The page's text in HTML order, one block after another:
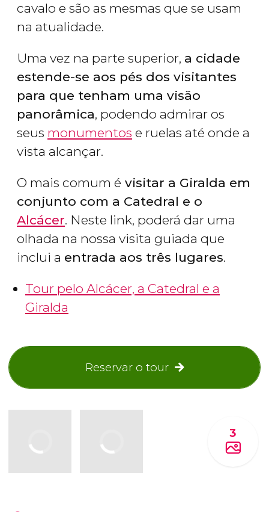
cavalo e são as mesmas que se usam
na atualidade.
Uma vez na parte superior, a cidade
estende-se aos pés dos visitantes
para que tenham uma visão
panorâmica, podendo admirar os
seus monumentos e ruelas até onde a
vista alcançar.
O mais comum é visitar a Giralda em
conjunto com a Catedral e o
Alcácer. Neste link, poderá dar uma
olhada na nossa visita guiada que
inclui a entrada aos três lugares.
Tour pelo Alcácer, a Catedral e a
Giralda
Reservar o tour
3